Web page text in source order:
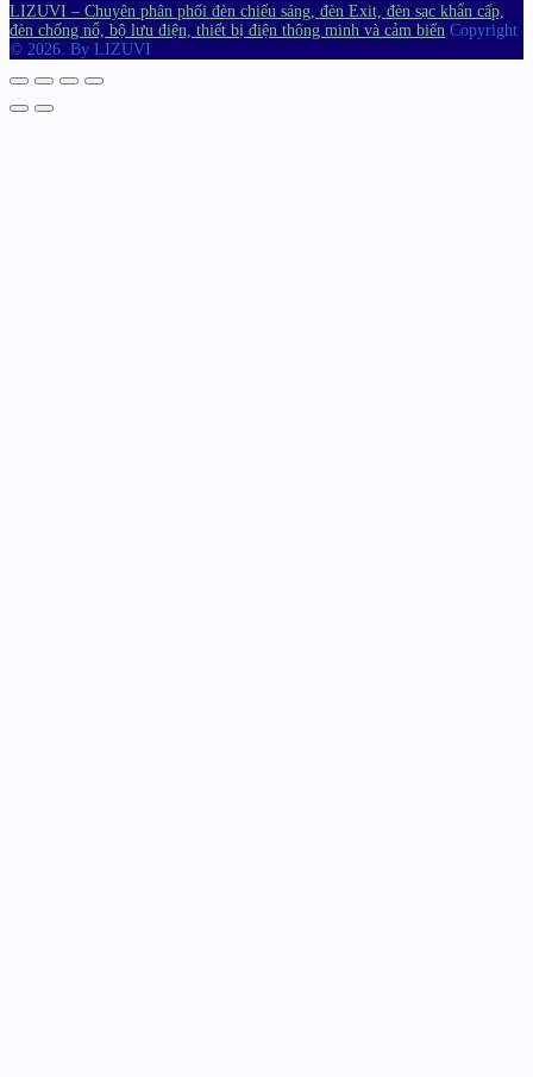
LIZUVI – Chuyên phân phối đèn chiếu sáng, đèn Exit, đèn sạc khẩn cấp,
đèn chống nổ, bộ lưu điện, thiết bị điện thông minh và cảm biến Copyright
© 2026. By LIZUVI